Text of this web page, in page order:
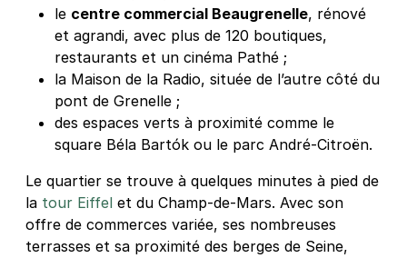
le centre commercial Beaugrenelle, rénové
et agrandi, avec plus de 120 boutiques,
restaurants et un cinéma Pathé ;
la Maison de la Radio, située de l’autre côté du
pont de Grenelle ;
des espaces verts à proximité comme le
square Béla Bartók ou le parc André-Citroën.
Le quartier se trouve à quelques minutes à pied de
la tour Eiffel et du Champ-de-Mars. Avec son
offre de commerces variée, ses nombreuses
terrasses et sa proximité des berges de Seine,